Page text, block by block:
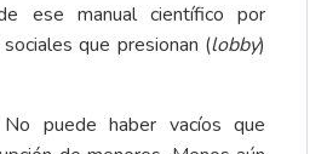
ese manual científico por
que presionan (lobby)
puede haber vacíos que